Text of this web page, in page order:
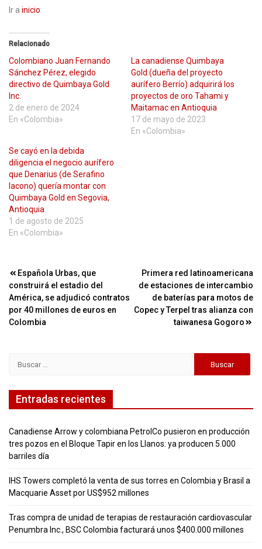
Ir a inicio
Relacionado
Colombiano Juan Fernando
Sánchez Pérez, elegido
directivo de Quimbaya Gold
Inc.
2 de enero de 2024
En «Colombia»
La canadiense Quimbaya
Gold (dueña del proyecto
aurífero Berrío) adquirirá los
proyectos de oro Tahami y
Maitamac en Antioquia
17 de mayo de 2023
En «Colombia»
Se cayó en la debida
diligencia el negocio aurífero
que Denarius (de Serafino
Iacono) quería montar con
Quimbaya Gold en Segovia,
Antioquia
1 de agosto de 2025
En «Colombia»
Navegación
de
entradas
Española Urbas, que
construirá el estadio del
América, se adjudicó contratos
por 40 millones de euros en
Colombia
Primera red latinoamericana
de estaciones de intercambio
de baterías para motos de
Copec y Terpel tras alianza con
taiwanesa Gogoro
Entradas recientes
Canadiense Arrow y colombiana PetrolCo pusieron en producción
tres pozos en el Bloque Tapir en los Llanos: ya producen 5.000
barriles día
IHS Towers completó la venta de sus torres en Colombia y Brasil a
Macquarie Asset por US$952 millones
Tras compra de unidad de terapias de restauración cardiovascular
Penumbra Inc., BSC Colombia facturará unos $400.000 millones